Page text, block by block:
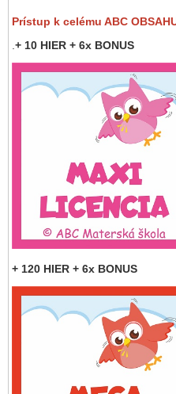
Prístup k celému ABC
+ 10 HIER + 6x BONUS
+ 120 HIER + 6x BONUS